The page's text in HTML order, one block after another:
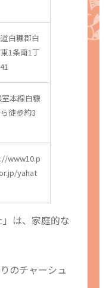
白糠郡白
1条南1丁
室本線白糠
徒歩約3
www10.p
yahat
は、家庭的な
のチャーシュ